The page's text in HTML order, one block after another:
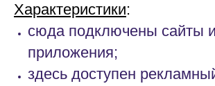
Характеристики:
сюда подключены сайты и
приложения;
здесь доступен